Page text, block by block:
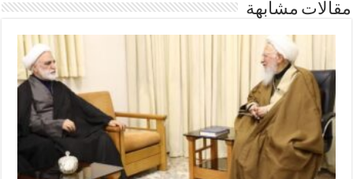
مقالات مشابهة